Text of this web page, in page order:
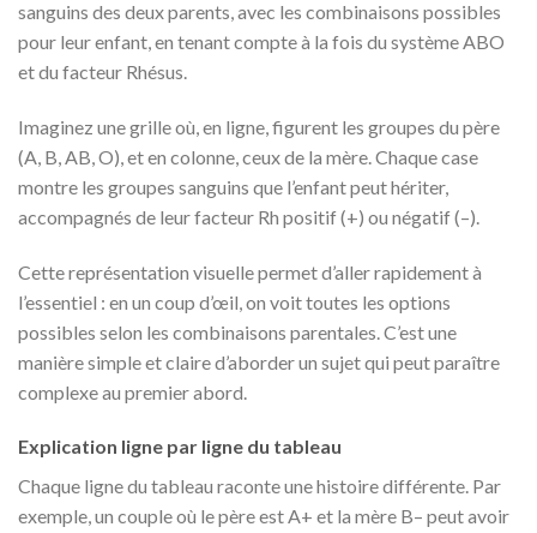
sanguins des deux parents, avec les combinaisons possibles
pour leur enfant, en tenant compte à la fois du système ABO
et du facteur Rhésus.
Imaginez une grille où, en ligne, figurent les groupes du père
(A, B, AB, O), et en colonne, ceux de la mère. Chaque case
montre les groupes sanguins que l’enfant peut hériter,
accompagnés de leur facteur Rh positif (+) ou négatif (–).
Cette représentation visuelle permet d’aller rapidement à
l’essentiel : en un coup d’œil, on voit toutes les options
possibles selon les combinaisons parentales. C’est une
manière simple et claire d’aborder un sujet qui peut paraître
complexe au premier abord.
Explication ligne par ligne du tableau
Chaque ligne du tableau raconte une histoire différente. Par
exemple, un couple où le père est A+ et la mère B– peut avoir